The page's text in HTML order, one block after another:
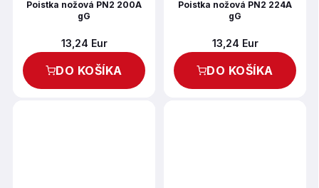
Poistka nožová PN2 200A
gG
13,24 Eur
DO KOŠÍKA
Poistka nožová PN2 224A
gG
13,24 Eur
DO KOŠÍKA